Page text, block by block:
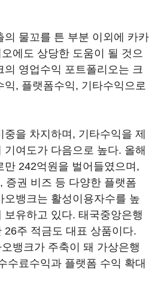
의 물꼬를 튼 부분 이외에 카카
에도 상당한 도움이 될 것으
의 영업수익 포트폴리오는 크
익, 플랫폼수익, 기타수익으로
을 차지하며, 기타수익을 제
여도가 다음으로 높다. 올해
만 242억원을 벌어들였으며,
증권 비즈 등 다양한 플랫폼
오뱅크는 활성이용자수를 높
보유하고 있다. 태국중앙은행
26주 적금도 대표 상품이다.
뱅크가 주축이 돼 가상은행
수료수익과 플랫폼 수익 확대